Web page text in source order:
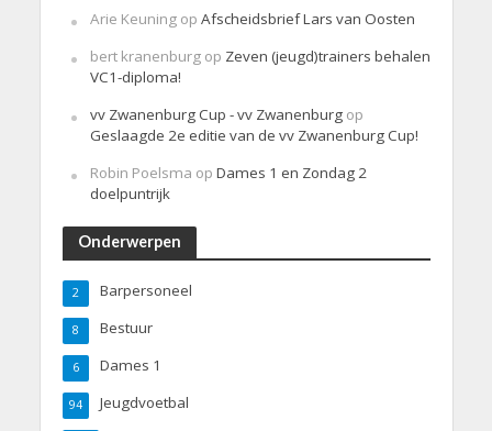
Arie Keuningop Afscheidsbrief Lars van Oosten
bert kranenburgop Zeven (jeugd)trainers behalen
VC1-diploma!
vv Zwanenburg Cup - vv Zwanenburgop
Geslaagde 2e editie van de vv Zwanenburg Cup!
Robin Poelsma op Dames 1 en Zondag 2
doelpuntrijk
Onderwerpen
Barpersoneel
2
Bestuur
8
Dames 1
6
Jeugdvoetbal
94